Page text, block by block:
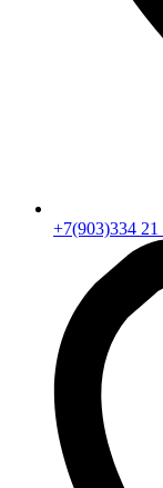
+7(903)334 21